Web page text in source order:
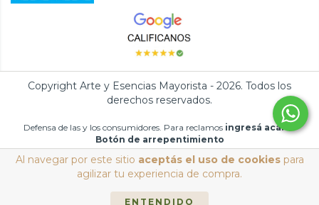
Al navegar por este sitio aceptás el uso de cookiespara
agilizar tu experiencia de compra.
ENTENDIDO
Copyright Arte y Esencias Mayorista - 2026. Todos los
derechos reservados.
Defensa de las y los consumidores. Para reclamos ingresá acá.
Botón de arrepentimiento